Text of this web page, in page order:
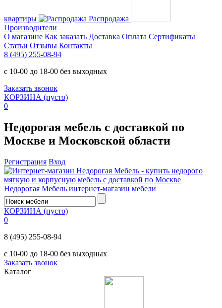
квартиры
Распродажа
Производители
О магазине Как заказать Доставка Оплата Сертификаты
Статьи Отзывы Контакты
8 (495) 255-08-94
с 10-00 до 18-00 без выходных
Заказать звонок
КОРЗИНА (пусто)
0
Недорогая мебель с доставкой по
Москве и Московской области
Регистрация Вход
Недорогая Мебель интернет-магазин мебели
КОРЗИНА (пусто)
0
8 (495) 255-08-94
с 10-00 до 18-00 без выходных
Заказать звонок
Каталог